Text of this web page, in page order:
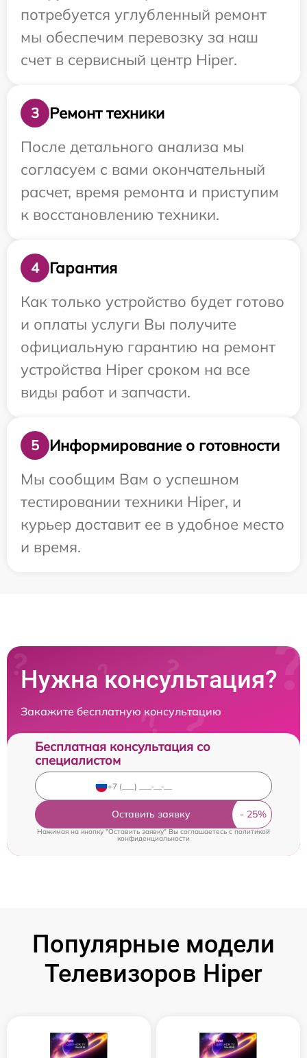
потребуется углубленный ремонт
мы обеспечим перевозку за наш
счет в сервисный центр Hiper.
3
Ремонт техники
После детального анализа мы
согласуем с вами окончательный
расчет, время ремонта и приступим
к восстановлению техники.
4
Гарантия
Как только устройство будет готово
и оплаты услуги Вы получите
официальную гарантию на ремонт
устройства Hiper сроком на все
виды работ и запчасти.
5
Информирование о готовности
Мы сообщим Вам о успешном
тестировании техники Hiper, и
курьер доставит ее в удобное место
и время.
Нужна консультация?
Закажите бесплатную консультацию
Бесплатная консультация со
специалистом
Оставить заявку
Нажимая на кнопку "Оставить заявку" Вы соглашаетесь c политикой
конфиденциальности
Популярные модели
Телевизоров Hiper